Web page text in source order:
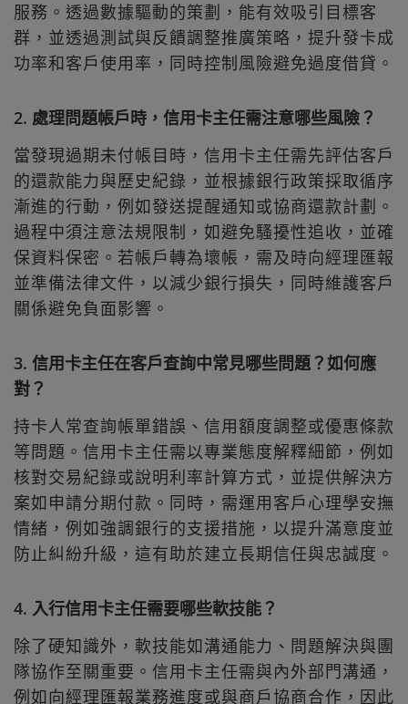
服務。透過數據驅動的策劃，能有效吸引目標客
群，並透過測試與反饋調整推廣策略，提升發卡成
功率和客戶使用率，同時控制風險避免過度借貸。
2. 處理問題帳戶時，信用卡主任需注意哪些風險？
當發現過期未付帳目時，信用卡主任需先評估客戶
的還款能力與歷史紀錄，並根據銀行政策採取循序
漸進的行動，例如發送提醒通知或協商還款計劃。
過程中須注意法規限制，如避免騷擾性追收，並確
保資料保密。若帳戶轉為壞帳，需及時向經理匯報
並準備法律文件，以減少銀行損失，同時維護客戶
關係避免負面影響。
3. 信用卡主任在客戶查詢中常見哪些問題？如何應
對？
持卡人常查詢帳單錯誤、信用額度調整或優惠條款
等問題。信用卡主任需以專業態度解釋細節，例如
核對交易紀錄或說明利率計算方式，並提供解決方
案如申請分期付款。同時，需運用客戶心理學安撫
情緒，例如強調銀行的支援措施，以提升滿意度並
防止糾紛升級，這有助於建立長期信任與忠誠度。
4. 入行信用卡主任需要哪些軟技能？
除了硬知識外，軟技能如溝通能力、問題解決與團
隊協作至關重要。信用卡主任需與內外部門溝通，
例如向經理匯報業務進度或與商戶協商合作，因此